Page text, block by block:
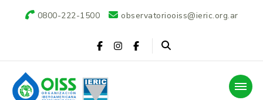
0800-222-1500 observatoriooiss@ieric.org.ar